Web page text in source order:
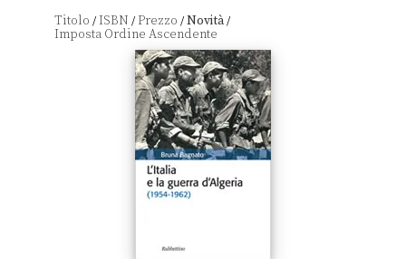
Titolo /ISBN /Prezzo /Novità/